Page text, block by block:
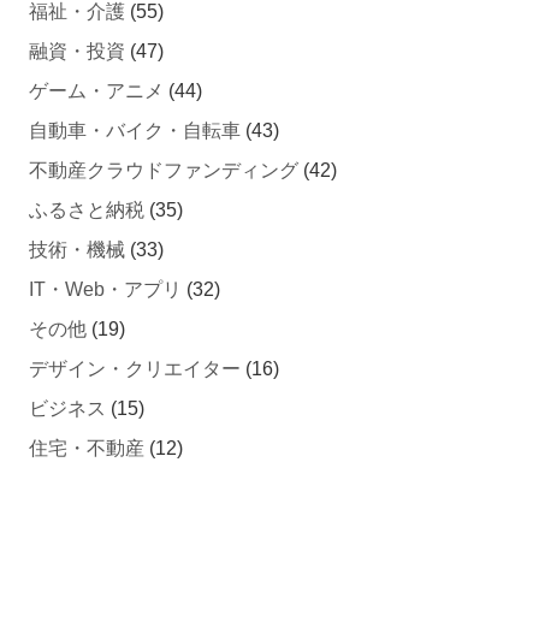
福祉・介護 (55)
融資・投資 (47)
ゲーム・アニメ (44)
自動車・バイク・自転車 (43)
不動産クラウドファンディング (42)
ふるさと納税 (35)
技術・機械 (33)
IT・Web・アプリ (32)
その他 (19)
デザイン・クリエイター (16)
ビジネス (15)
住宅・不動産 (12)